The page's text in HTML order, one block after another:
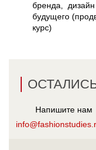
бренда, дизайн
будущего
курс)
Напишите нам